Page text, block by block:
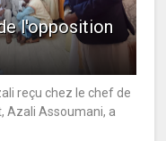
l'opposition
reçu chez le chef de
Azali Assoumani, a